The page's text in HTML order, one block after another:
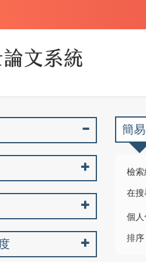
簡
檢
在
個
排序